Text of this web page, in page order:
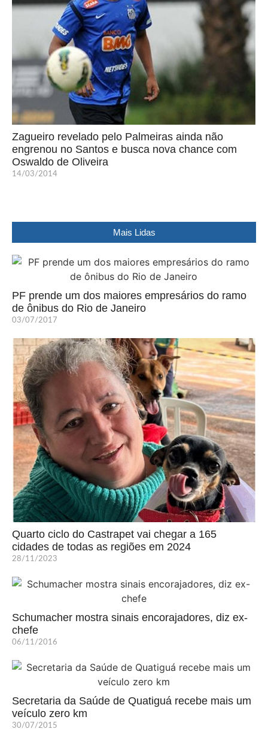
Zagueiro revelado pelo Palmeiras ainda não
engrenou no Santos e busca nova chance com
Oswaldo de Oliveira
14/03/2014
Mais Lidas
PF prende um dos maiores empresários do ramo
de ônibus do Rio de Janeiro
03/07/2017
Quarto ciclo do Castrapet vai chegar a 165
cidades de todas as regiões em 2024
28/11/2023
Schumacher mostra sinais encorajadores, diz ex-
chefe
06/11/2016
Secretaria da Saúde de Quatiguá recebe mais um
veículo zero km
30/07/2015